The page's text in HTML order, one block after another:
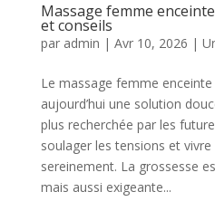
Massage femme
et conseils
par admin | Avr 10, 2026 |
Le massage femme
aujourd’hui une solution
plus recherchée par les
soulager les tensions et
sereinement. La grossesse
mais aussi exigeante...